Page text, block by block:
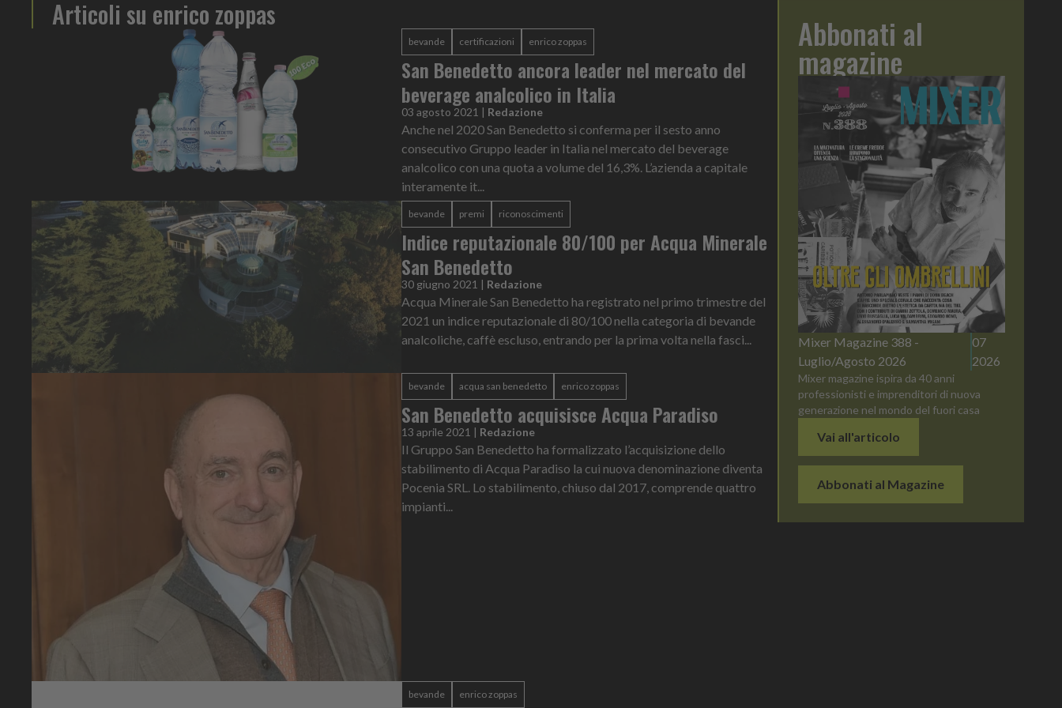
Articoli su enrico zoppas
bevande certificazioni enrico zoppas
San Benedetto ancora leader nel mercato del
beverage analcolico in Italia
03 agosto 2021 | Redazione
Anche nel 2020 San Benedetto si conferma per il sesto anno
consecutivo Gruppo leader in Italia nel mercato del beverage
analcolico con una quota a volume del 16,3%. L’azienda a capitale
interamente it...
bevande premi riconoscimenti
Indice reputazionale 80/100 per Acqua Minerale
San Benedetto
30 giugno 2021 | Redazione
Acqua Minerale San Benedetto ha registrato nel primo trimestre del
2021 un indice reputazionale di 80/100 nella categoria di bevande
analcoliche, caffè escluso, entrando per la prima volta nella fasci...
bevande acqua san benedetto enrico zoppas
San Benedetto acquisisce Acqua Paradiso
13 aprile 2021 | Redazione
Il Gruppo San Benedetto ha formalizzato l’acquisizione dello
stabilimento di Acqua Paradiso la cui nuova denominazione diventa
Pocenia SRL. Lo stabilimento, chiuso dal 2017, comprende quattro
impianti...
bevande enrico zoppas
Abbonati al
magazine
Mixer Magazine 388 -
Luglio/Agosto 2026
07
2026
Mixer magazine ispira da 40 anni
professionisti e imprenditori di nuova
generazione nel mondo del fuori casa
Vai all'articolo
Abbonati al Magazine